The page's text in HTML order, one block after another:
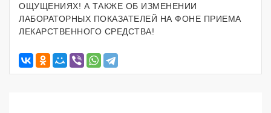
ОЩУЩЕНИЯХ! А ТАКЖЕ ОБ ИЗМЕНЕНИИ
ЛАБОРАТОРНЫХ ПОКАЗАТЕЛЕЙ НА ФОНЕ ПРИЕМА
ЛЕКАРСТВЕННОГО СРЕДСТВА!